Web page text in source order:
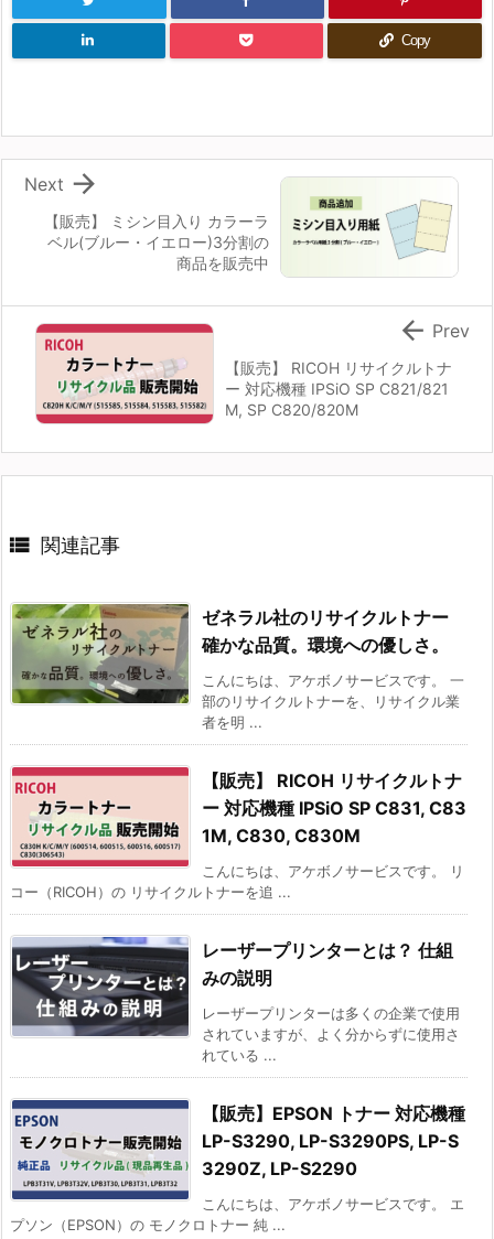
Copy
【販売】 ミシン目入り カラーラ
ベル(ブルー・イエロー)3分割の
商品を販売中

Next
【販売】 RICOH リサイクルトナ
ー 対応機種 IPSiO SP C821/821
M, SP C820/820M
 Prev
 関連記事
ゼネラル社のリサイクルトナー
確かな品質。環境への優しさ。
こんにちは、アケボノサービスです。 一
部のリサイクルトナーを、リサイクル業
者を明 ...
【販売】 RICOH リサイクルトナ
ー 対応機種 IPSiO SP C831, C83
1M, C830, C830M
こんにちは、アケボノサービスです。 リ
コー（RICOH）の リサイクルトナーを追 ...
レーザープリンターとは？ 仕組
みの説明
レーザープリンターは多くの企業で使用
されていますが、よく分からずに使用さ
れている ...
【販売】EPSON トナー 対応機種
LP-S3290, LP-S3290PS, LP-S
3290Z, LP-S2290
こんにちは、アケボノサービスです。 エ
プソン（EPSON）の モノクロトナー 純 ...